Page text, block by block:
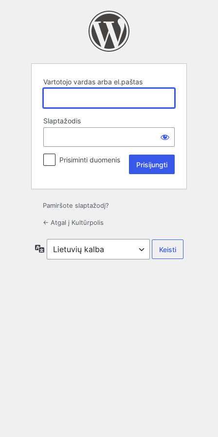
Vartotojo vardas arba el.paštas
Slaptažodis
Prisiminti duomenis
Pamiršote slaptažodį?
← Atgal į Kultūrpolis
Kalba